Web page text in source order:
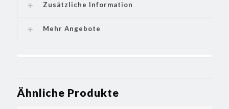
Zusätzliche Information
Mehr Angebote
Ähnliche Produkte